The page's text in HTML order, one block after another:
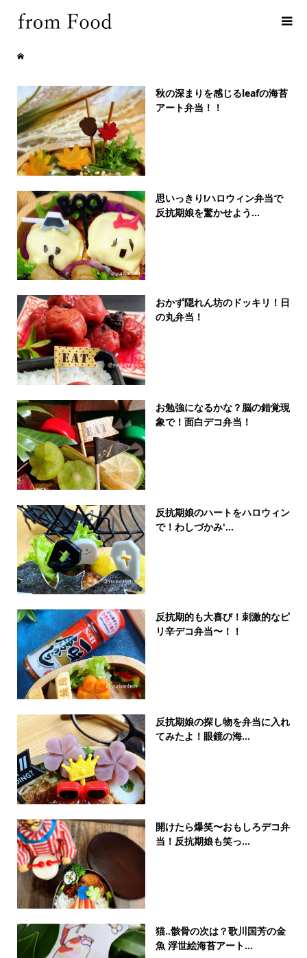
秋の深まりを感じるleafの海苔
アート弁当！！
思いっきり!ハロウィン弁当で
反抗期娘を驚かせよう...
おかず隠れん坊のドッキリ！日
の丸弁当！
お勉強になるかな？脳の錯覚現
象で！面白デコ弁当！
反抗期娘のハートをハロウィン
で！わしづかみ'...
反抗期的も大喜び！刺激的なピ
リ辛デコ弁当〜！！
反抗期娘の探し物を弁当に入れ
てみたよ！眼鏡の海...
開けたら爆笑〜おもしろデコ弁
当！反抗期娘も笑っ...
猫‥骸骨の次は？歌川国芳の金
魚 浮世絵海苔アート...